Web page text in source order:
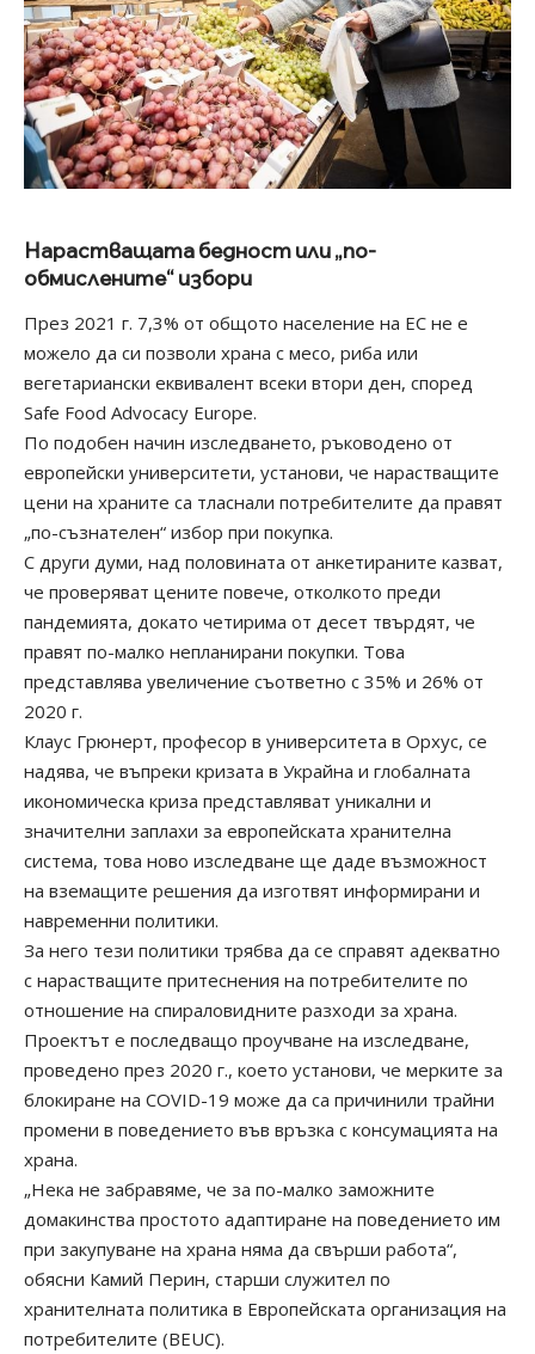
Нарастващата бедност или „по-
обмислените“ избори
През 2021 г. 7,3% от общото население на ЕС не е
можело да си позволи храна с месо, риба или
вегетариански еквивалент всеки втори ден, според
Safe Food Advocacy Europe.
По подобен начин изследването, ръководено от
европейски университети, установи, че нарастващите
цени на храните са тласнали потребителите да правят
„по-съзнателен“ избор при покупка.
С други думи, над половината от анкетираните казват,
че проверяват цените повече, отколкото преди
пандемията, докато четирима от десет твърдят, че
правят по-малко непланирани покупки. Това
представлява увеличение съответно с 35% и 26% от
2020 г.
Клаус Грюнерт, професор в университета в Орхус, се
надява, че въпреки кризата в Украйна и глобалната
икономическа криза представляват уникални и
значителни заплахи за европейската хранителна
система, това ново изследване ще даде възможност
на вземащите решения да изготвят информирани и
навременни политики.
За него тези политики трябва да се справят адекватно
с нарастващите притеснения на потребителите по
отношение на спираловидните разходи за храна.
Проектът е последващо проучване на изследване,
проведено през 2020 г., което установи, че мерките за
блокиране на COVID-19 може да са причинили трайни
промени в поведението във връзка с консумацията на
храна.
„Нека не забравяме, че за по-малко заможните
домакинства простото адаптиране на поведението им
при закупуване на храна няма да свърши работа“,
обясни Камий Перин, старши служител по
хранителната политика в Европейската организация на
потребителите (BEUC).